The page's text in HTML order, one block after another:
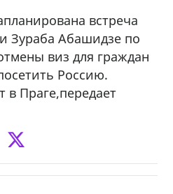
встреча
Зураба Абашидзе по
виз для граждан
Россию.
в Праге,передает